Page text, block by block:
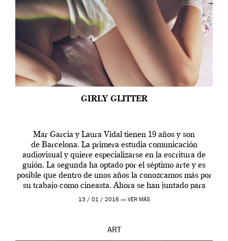
GIRLY GLITTER
Mar Garcia y Laura Vidal tienen 19 años y son
de Barcelona. La primera estudia comunicación
audiovisual y quiere especializarse en la escritura de
guión. La segunda ha optado por el séptimo arte y es
posible que dentro de unos años la conozcamos más por
su trabajo como cineasta. Ahora se han juntado para
contarnos una […]
13 / 01 / 2016 — VER MÁS
ART